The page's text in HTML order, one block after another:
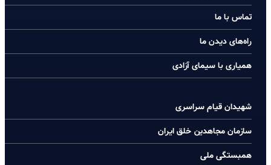
تماس با ما
راه‌های دیدن ما
همیاری با سیمای آزادی
شهیدان قیام سراسری
سازمان مجاهدین خلق ایران
همبستگی ملی